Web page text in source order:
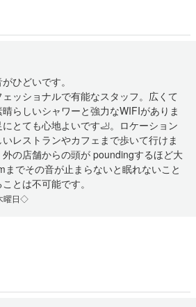
ひどいです。
ッショナルで有能なスタッフ。広くて
らしいシャワーと強力なWIFIがありま
とても心地よいです🦶。ロケーション
レストランやカフェまで歩いて行けま
の店舗からの頭が poundingするほど大
でその音が止まらないと眠れないこと
とは不可能です。
曜日◇